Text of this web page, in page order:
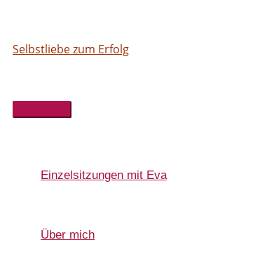
Hauptmenü
Einzelsitzungen mit Eva
Über mich